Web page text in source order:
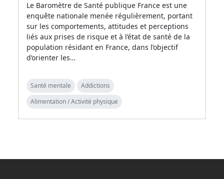
Le Baromètre de Santé publique France est une
enquête nationale menée régulièrement, portant
sur les comportements, attitudes et perceptions
liés aux prises de risque et à l’état de santé de la
population résidant en France, dans l’objectif
d’orienter les…
Santé mentale
Addictions
Alimentation / Activité physique